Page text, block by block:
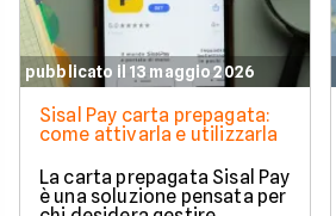
pubblicato il 13 maggio 2026
Sisal Pay carta prepagata:
come attivarla e utilizzarla
La carta prepagata Sisal Pay
è una soluzione pensata per